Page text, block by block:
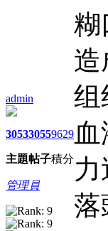
admin
3053
主題
3055
帖子
9629
積分
管理員
糊
造
组
落